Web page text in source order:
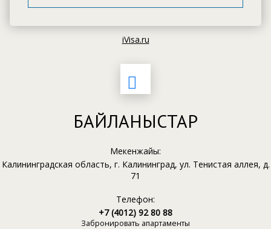
iVisa.ru
БАЙЛАНЫСТАР
Мекенжайы:
Калининградская область, г. Калининград, ул. Тенистая аллея, д.
71
Телефон:
+7 (4012) 92 80 88
Забронировать апартаменты